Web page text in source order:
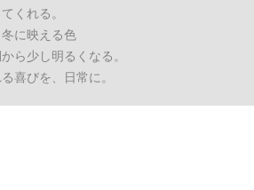
くれる。
に映える色
ら少し明るくなる。
喜びを、日常に。